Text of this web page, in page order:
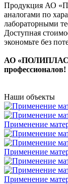
Продукция АО
аналогами по
лабораторными
Доступная
экономьте без
АО
профессионалов!
Наши объекты
Применение
Применение
Применение